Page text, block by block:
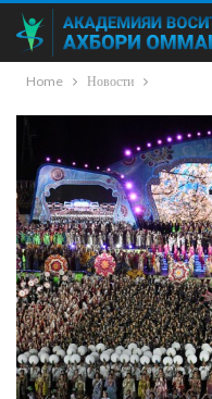
Home Новости